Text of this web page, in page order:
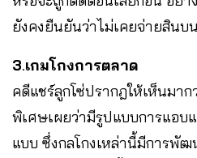
ยังคงยืนยันว่าไม่เคยจ่ายสินบ
3.เกมโกงการตลาด
คดีแชร์ลูกโซ่ปรากฎให้เห็นมา
พิเศษเผยว่ามีรูปแบบการแอบ
แบบ ซึ่งกลโกงเหล่านี้มีการพั